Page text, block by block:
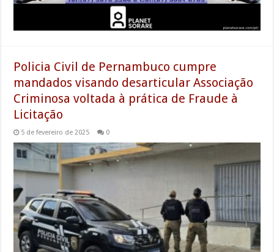
Policia Civil de Pernambuco cumpre
mandados visando desarticular Associação
Criminosa voltada à prática de Fraude à
Licitação
5 de fevereiro de 2025 0